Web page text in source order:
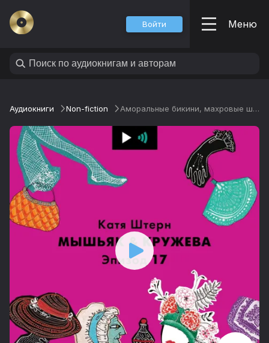
Войти Меню
Аудиокниги Non-fiction Аморальные бикини, махровые шорты и мистер Дарси в конкурсе мокрых сорочек. В чем плавать этим летом (привет, отечественные курорты)